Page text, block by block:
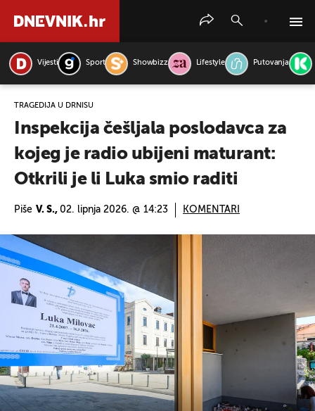
Vijesti Sport Showbizz Lifestyle Putovanja
TRAGEDIJA U DRNIŠU
Inspekcija češljala poslodavca za
kojeg je radio ubijeni maturant:
Otkrili je li Luka smio raditi
Piše V. S., 02. lipnja 2026. @ 14:23 KOMENTARI
PRETRAŽITE VIJESTI